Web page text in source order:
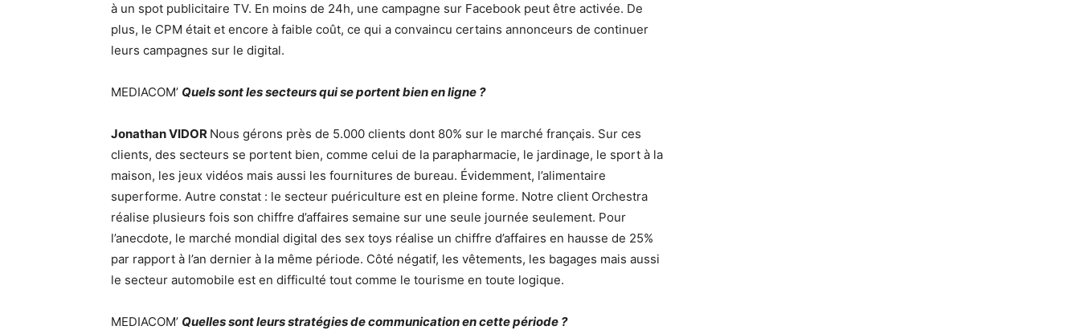
à un spot publicitaire TV. En moins de 24h, une campagne sur Facebook peut être activée. De
plus, le CPM était et encore à faible coût, ce qui a convaincu certains annonceurs de continuer
leurs campagnes sur le digital.
MEDIACOM’ Quels sont les secteurs qui se portent bien en ligne ?
Jonathan VIDOR Nous gérons près de 5.000 clients dont 80% sur le marché français. Sur ces
clients, des secteurs se portent bien, comme celui de la parapharmacie, le jardinage, le sport à la
maison, les jeux vidéos mais aussi les fournitures de bureau. Évidemment, l’alimentaire
superforme. Autre constat : le secteur puériculture est en pleine forme. Notre client Orchestra
réalise plusieurs fois son chiffre d’affaires semaine sur une seule journée seulement. Pour
l’anecdote, le marché mondial digital des sex toys réalise un chiffre d’affaires en hausse de 25%
par rapport à l’an dernier à la même période. Côté négatif, les vêtements, les bagages mais aussi
le secteur automobile est en difficulté tout comme le tourisme en toute logique.
MEDIACOM’ Quelles sont leurs stratégies de communication en cette période ?